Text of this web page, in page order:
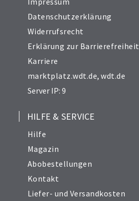
Datenschutzerklärung
Widerrufsrecht
Erklärung zur Barrierefreiheit
Karriere
marktplatz.wdt.de,wdt.de
Server IP: 9
HILFE & SERVICE
Hilfe
Magazin
Abobestellungen
Kontakt
Liefer- und Versandkosten